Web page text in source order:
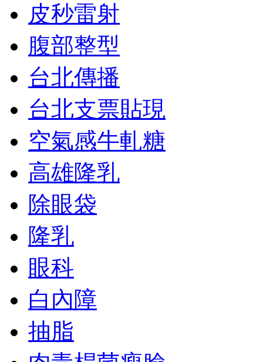
皮秒雷射
腹部整型
台北傳播
台北支票貼現
空氣感牛軋糖
高雄隆乳
除眼袋
隆乳
眼科
白內障
抽脂